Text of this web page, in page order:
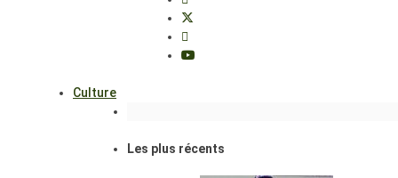
Culture
Les plus récents